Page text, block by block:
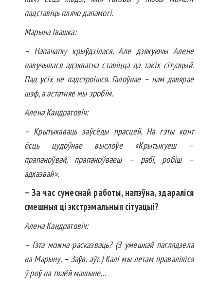
падставіць плячо дапамогі.
Марына Івашка:
– Напачатку крыўдзілася. Але дзякуючы Алене
навучылася адэкватна ставіцца да такіх сітуацый.
Пад усіх не падстроішся. Галоўнае – нам давярае
шэф, а астатняе мы зробім.
Алена Кандратовіч:
– Крытыкаваць заўсёды прасцей. На гэты конт
ёсць цудоўнае выслоўе «Крытыкуеш –
прапаноўвай, пра­па­ноўваеш – рабі, робіш –
адказвай».
– За час сумеснай работы, напэўна, здараліся
смешныя ці экстрэмальныя сітуацыі?
Алена Кандратовіч:
– Гэта можна расказваць? (З умешкай паглядзела
на Марыну. – Заўв. аўт.) Калі мы летам праваліліся
ў роў на тваёй машыне…